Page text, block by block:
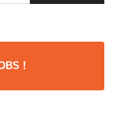
!